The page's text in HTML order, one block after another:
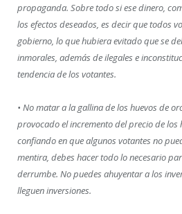
propaganda. Sobre todo si ese dinero,
los efectos deseados, es decir que todos
gobierno, lo que hubiera evitado que se
inmorales, además de ilegales e
tendencia de los votantes.
• No matar a la gallina de los huevos de
provocado el incremento del precio de
confiando en que algunos votantes no
mentira, debes hacer todo lo necesario
derrumbe. No puedes ahuyentar a los
lleguen inversiones.